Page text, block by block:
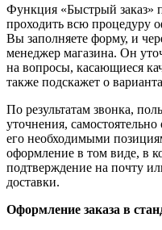
Функция «Быстрый заказ»
проходить всю процедуру
Вы заполняете форму, и
менеджер магазина. Он
на вопросы, касающиеся
также подскажет о
По результатам звонка,
уточнения,
его необходимыми
оформление в том виде, в
подтверждение на почту
доставки.
Оформление заказа в